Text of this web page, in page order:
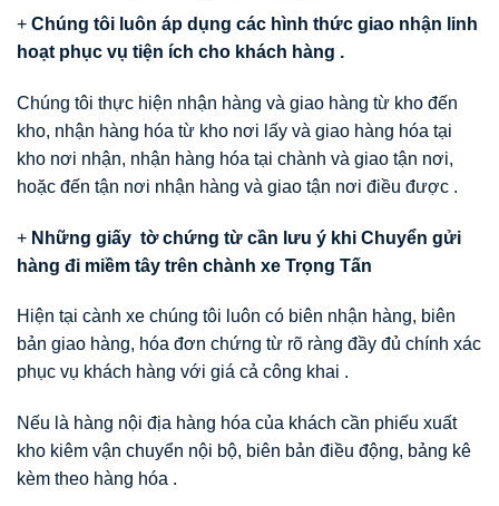
+ Chúng tôi luôn áp dụng các hình thức giao nhận linh
hoạt phục vụ tiện ích cho khách hàng .
Chúng tôi thực hiện nhận hàng và giao hàng từ kho đến
kho, nhận hàng hóa từ kho nơi lấy và giao hàng hóa tại
kho nơi nhận, nhận hàng hóa tại chành và giao tận nơi,
hoặc đến tận nơi nhận hàng và giao tận nơi điều được .
+ Những giấy tờ chứng từ cần lưu ý khi Chuyển gửi
hàng đi miềm tây trên chành xe Trọng Tấn
Hiện tại cành xe chúng tôi luôn có biên nhận hàng, biên
bản giao hàng, hóa đơn chứng từ rõ ràng đầy đủ chính xác
phục vụ khách hàng với giá cả công khai .
Nếu là hàng nội địa hàng hóa của khách cần phiếu xuất
kho kiêm vận chuyển nội bộ, biên bản điều động, bảng kê
kèm theo hàng hóa .